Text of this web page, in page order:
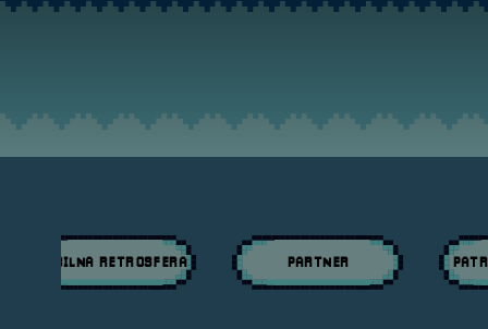
MOBILNA RETROSFERA PARTNER